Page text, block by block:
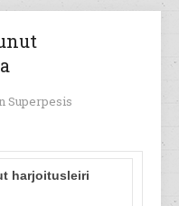
Superpesis
harjoitusleiri